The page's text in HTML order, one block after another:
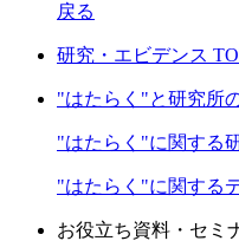
戻る
研究・エビデンス
"はたらく"と研究所
"はたらく"に関する
"はたらく"に関する
お役立ち資料・セミ